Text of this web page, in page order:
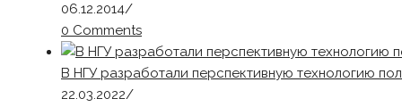
06.12.2014/
0 Comments
В НГУ разработали перспективную технологию
22.03.2022/